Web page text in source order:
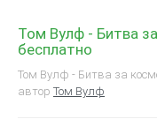
Том Вулф - Битва
бесплатно
Том Вулф - Битва за
автор Том Вулф